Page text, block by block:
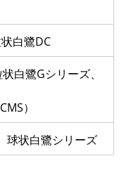
白鷺DC
白鷺Gシリーズ、
）
球状白鷺シリーズ